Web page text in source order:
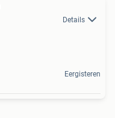
Details
Eergisteren